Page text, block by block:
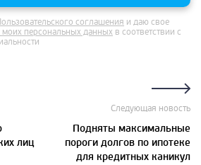
соглашения и даю свое
моих персональных данных в соответствии с
лиц
Следующая новость
Подняты максимальные
пороги долгов по ипотеке
для кредитных каникул